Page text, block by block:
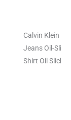
Calvin Klein
Jeans Oil-Slick
Shirt Oil Slick